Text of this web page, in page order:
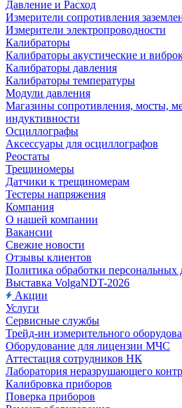
Давление и Расход
Измерители сопротивления
Измерители электропроводности
Калибраторы
Калибраторы акустические и
Калибраторы давления
Калибраторы температуры
Модули давления
Магазины сопротивления, мосты,
индуктивности
Осциллографы
Аксессуары для осциллографов
Реостаты
Трещиномеры
Датчики к трещиномерам
Тестеры напряжения
Компания
О нашей компании
Вакансии
Свежие новости
Отзывы клиентов
Политика обработки персональных
Выставка VolgaNDT-2026
Акции
Услуги
Сервисные службы
Трейд-ин измерительного
Оборудование для лицензии МЧС
Аттестация сотрудников НК
Лаборатория неразрушающего
Калибровка приборов
Поверка приборов